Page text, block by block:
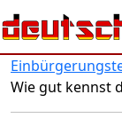
Direkt zum Inhalt
Wie gut kennst